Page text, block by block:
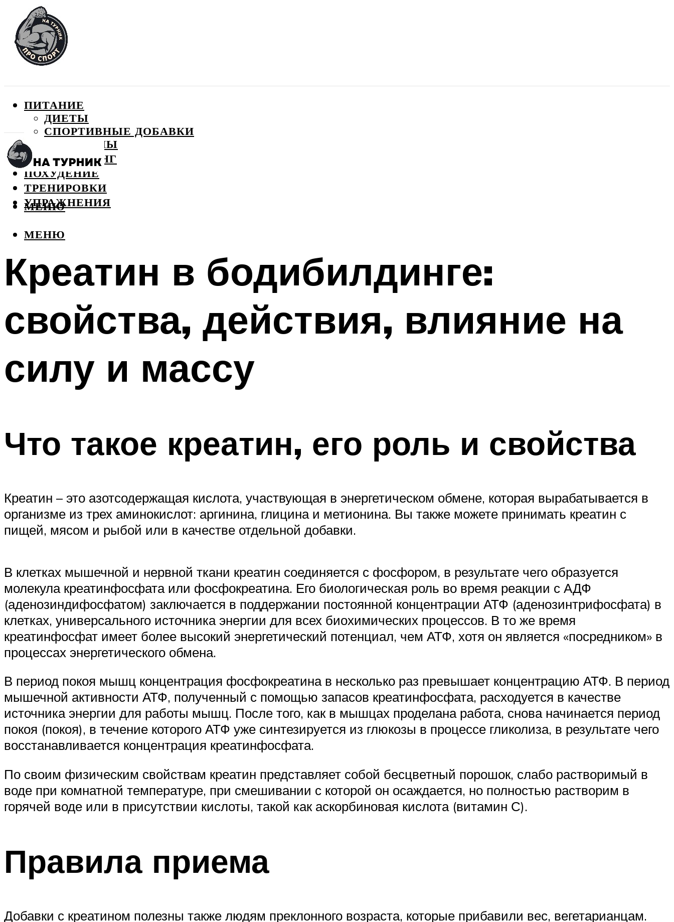
ПИТАНИЕ
ДИЕТЫ
СПОРТИВНЫЕ ДОБАВКИ
ВИТАМИНЫ
БОДИБИЛДИНГ
ПОХУДЕНИЕ
ТРЕНИРОВКИ
УПРАЖНЕНИЯ
МЕНЮ
МЕНЮ
Креатин в бодибилдинге:
свойства, действия, влияние на
силу и массу
Что такое креатин, его роль и свойства
Креатин – это азотсодержащая кислота, участвующая в энергетическом обмене, которая вырабатывается в
организме из трех аминокислот: аргинина, глицина и метионина. Вы также можете принимать креатин с
пищей, мясом и рыбой или в качестве отдельной добавки.
В клетках мышечной и нервной ткани креатин соединяется с фосфором, в результате чего образуется
молекула креатинфосфата или фосфокреатина. Его биологическая роль во время реакции с АДФ
(аденозиндифосфатом) заключается в поддержании постоянной концентрации АТФ (аденозинтрифосфата) в
клетках, универсального источника энергии для всех биохимических процессов. В то же время
креатинфосфат имеет более высокий энергетический потенциал, чем АТФ, хотя он является «посредником» в
процессах энергетического обмена.
В период покоя мышц концентрация фосфокреатина в несколько раз превышает концентрацию АТФ. В период
мышечной активности АТФ, полученный с помощью запасов креатинфосфата, расходуется в качестве
источника энергии для работы мышц. После того, как в мышцах проделана работа, снова начинается период
покоя (покоя), в течение которого АТФ уже синтезируется из глюкозы в процессе гликолиза, в результате чего
восстанавливается концентрация креатинфосфата.
По своим физическим свойствам креатин представляет собой бесцветный порошок, слабо растворимый в
воде при комнатной температуре, при смешивании с которой он осаждается, но полностью растворим в
горячей воде или в присутствии кислоты, такой как аскорбиновая кислота (витамин С).
Правила приема
Добавки с креатином полезны также людям преклонного возраста, которые прибавили вес, вегетарианцам.